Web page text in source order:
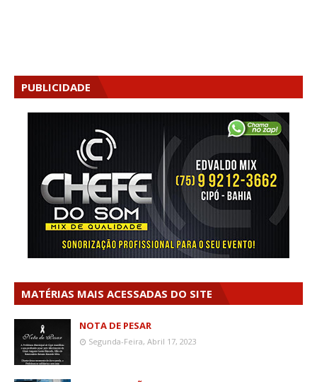
PUBLICIDADE
MATÉRIAS MAIS ACESSADAS DO SITE
NOTA DE PESAR
Segunda-Feira, Abril 17, 2023